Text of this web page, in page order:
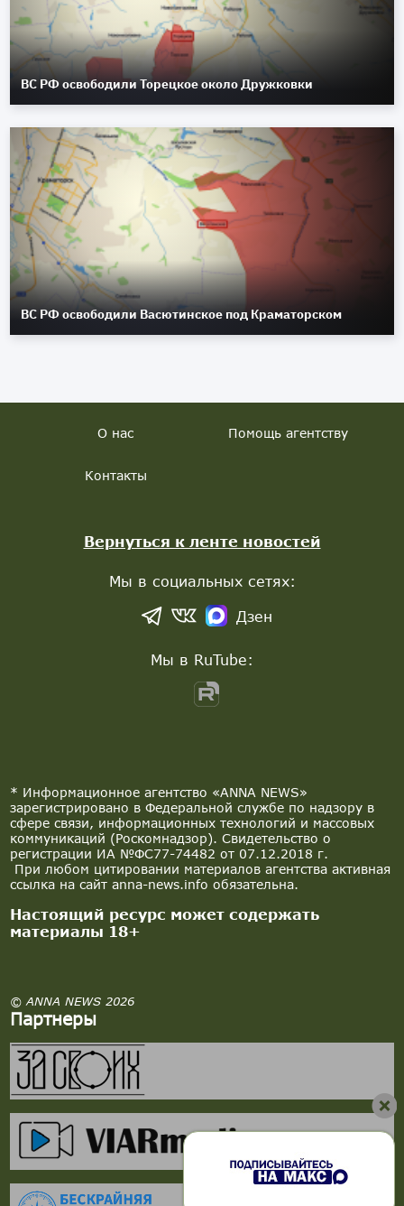
ВС РФ освободили Торецкое около Дружковки
ВС РФ освободили Васютинское под Краматорском
* Информационное агентство «ANNA NEWS»
зарегистрировано в Федеральной службе по надзору в
сфере связи, информационных технологий и массовых
коммуникаций (Роскомнадзор). Свидетельство о
регистрации ИА №ФС77-74482 от 07.12.2018 г.
При любом цитировании материалов агентства активная
ссылка на сайт anna-news.info обязательна.
Настоящий ресурс может содержать
материалы 18+
© ANNA NEWS 2026
Партнеры
О нас Помощь агентству
Контакты
Вернуться к ленте новостей
Мы в социальных сетях:
Дзен
Мы в RuTube: